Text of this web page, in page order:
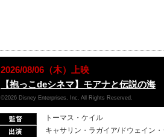
2026/08/06（木）上映
【抱っこdeシネマ】モアナと伝説の海
©2026 Disney Enterprises, Inc. All Rights Reserved.
トーマス・ケイル
キャサリン・ラガイア/ドウェイン